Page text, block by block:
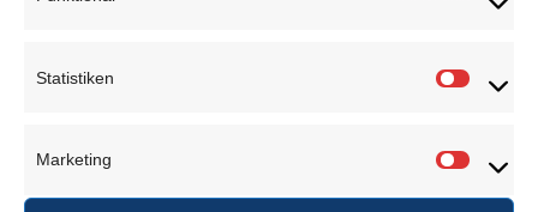
Statistiken
Marketing
in Deutschland sind in ein weltweites Netzwerk von
den Bedürfnissen des Kunden.